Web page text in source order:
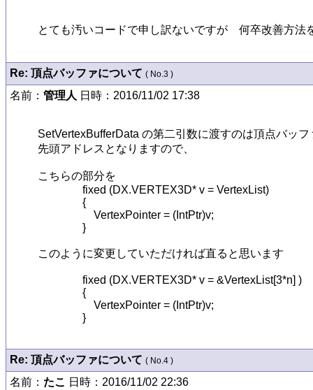
とても汚いコードで申し訳ないですが　何卒改善方
Re: 頂点バッファについて ( No.3 )
名前： 管理人 日時：2016/11/02 17:38
SetVertexBufferData の第二引数に渡すのは頂点バッ
先頭アドレスとなりますので、
こちらの部分を
                fixed (DX.VERTEX3D* v = VertexList)
                {
                    VertexPointer = (IntPtr)v;
                }
このように変更していただければ直ると思います
                fixed (DX.VERTEX3D* v = &VertexList[3*n] )
                {
                    VertexPointer = (IntPtr)v;
                }
Re: 頂点バッファについて ( No.4 )
名前： たこ 日時：2016/11/02 22:36